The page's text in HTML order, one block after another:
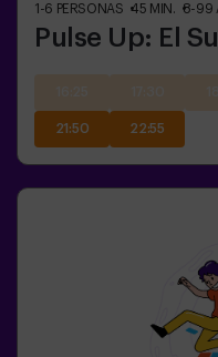
1-6 PERSONAS 45 MIN. 8-99
Pulse Up: El
21:50 22:55